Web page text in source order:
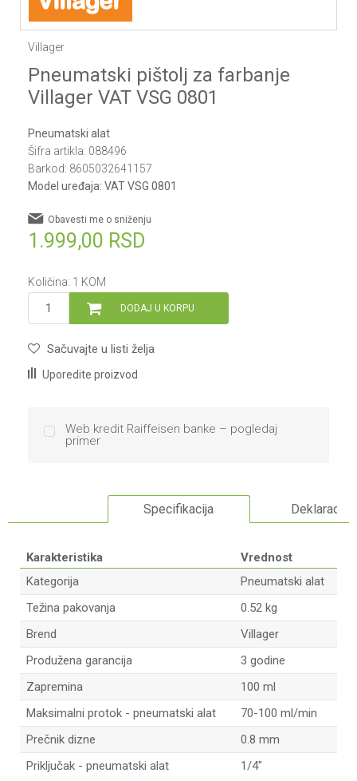
Villager
Pneumatski pištolj za farbanje
Villager VAT VSG 0801
Pneumatski alat
Šifra artikla: 088496
Barkod: 8605032641157
Model uređaja: VAT VSG 0801
1.999,00 RSD
Obavesti me o sniženju
Količina: 1 KOM
DODAJ U KORPU
Sačuvajte u listi želja
Uporedite proizvod
Web kredit Raiffeisen banke – pogledaj
primer
Specifikacija Deklaracija
Karakteristika
Vrednost
Kategorija
Pneumatski alat
Težina pakovanja
0.52 kg
Brend
Villager
Produžena garancija
3 godine
Zapremina
100 ml
Maksimalni protok - pneumatski alat
70-100 ml/min
Prečnik dizne
0.8 mm
Priključak - pneumatski alat
1/4"